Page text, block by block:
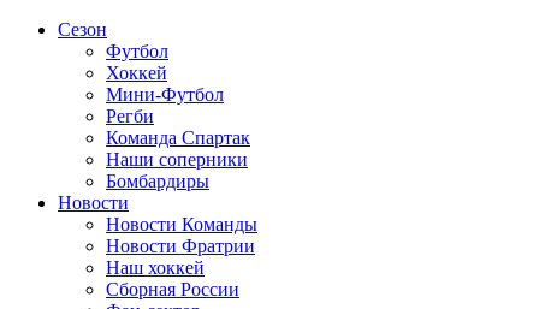
Сезон
Футбол
Хоккей
Мини-Футбол
Регби
Команда Спартак
Наши соперники
Бомбардиры
Новости
Новости Команды
Новости Фратрии
Наш хоккей
Сборная России